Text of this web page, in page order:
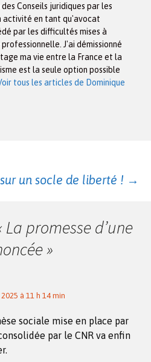
Conseils juridiques par les
activité en tant qu'avocat
par les difficultés mises à
J'ai démissionné
ma vie entre la France et la
est la seule option possible
tous les articles de Dominique
un socle de liberté ! →
La promesse d’une
»
à 11 h 14 min
sociale mise en place par
par le CNR va enfin